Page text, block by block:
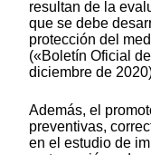
resultan de la
que se debe
protección del
(«Boletín Oficial
diciembre de
Además, el
preventivas,
en el estudio de